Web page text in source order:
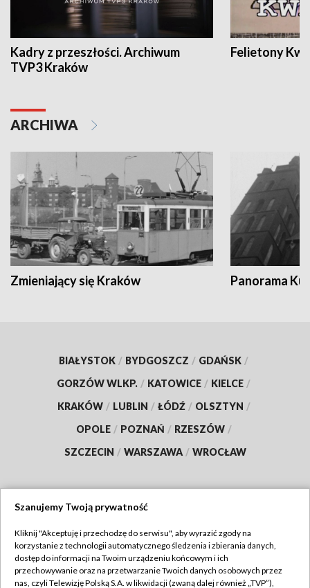
Kadry z przeszłości. Archiwum
TVP3 Kraków
Felietony
ARCHIWA
Zmieniający się Kraków Panorama
BIAŁYSTOK / BYDGOSZCZ / GDAŃSK /
GORZÓW WLKP. / KATOWICE / KIELCE /
KRAKÓW / LUBLIN / ŁÓDŹ / OLSZTYN /
OPOLE / POZNAŃ / RZESZÓW /
SZCZECIN / WARSZAWA / WROCŁAW
TVP
Abonament TVP
Regulamin TVP
Szanujemy Twoją prywatność
Kliknij "Akceptuję i przechodzę do serwisu", aby wyrazić zgody na
korzystanie z technologii automatycznego śledzenia i zbierania danych,
dostęp do informacji na Twoim urządzeniu końcowym i ich
przechowywanie oraz na przetwarzanie Twoich danych osobowych przez
nas, czyli Telewizję Polską S.A. w likwidacji (zwaną dalej również „TVP”),